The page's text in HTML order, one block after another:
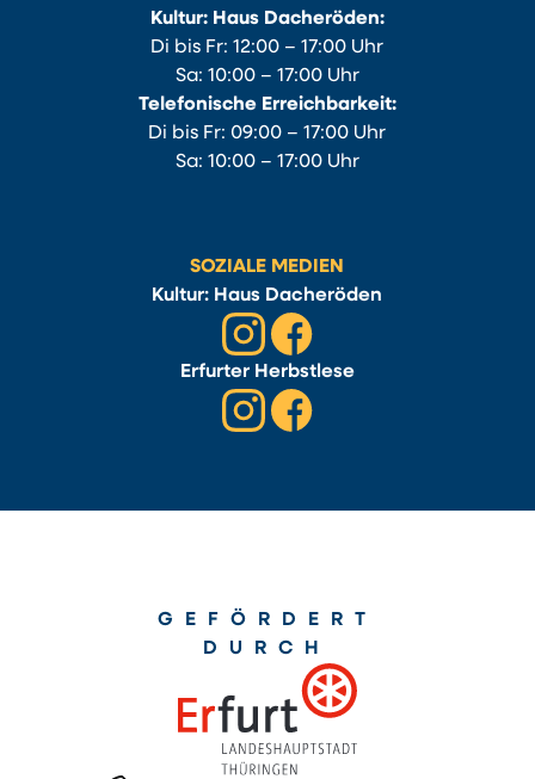
Kultur: Haus Dacheröden:
Di bis Fr: 12:00 – 17:00 Uhr
Sa: 10:00 – 17:00 Uhr
Telefonische Erreichbarkeit:
Di bis Fr: 09:00 – 17:00 Uhr
Sa: 10:00 – 17:00 Uhr
SOZIALE MEDIEN
Kultur: Haus Dacheröden
Erfurter Herbstlese
GEFÖRDERT
DURCH